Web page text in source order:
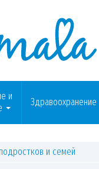
и
Здравоохранение
и семей